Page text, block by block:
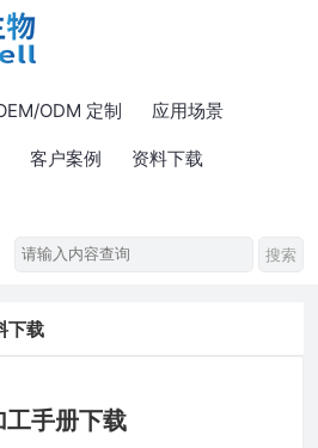
ODM 定制 应用场景
客户案例 资料下载
下载
工手册下载